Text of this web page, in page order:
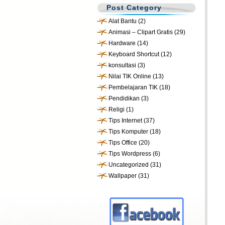
Post Category
Alat Bantu (2)
Animasi – Clipart Gratis (29)
Hardware (14)
Keyboard Shortcut(12)
konsultasi (3)
Nilai TIK Online (13)
Pembelajaran TIK (18)
Pendidikan (3)
Religi (1)
Tips Internet(37)
Tips Komputer (18)
Tips Office (20)
Tips Wordpress (6)
Uncategorized (31)
Wallpaper (31)